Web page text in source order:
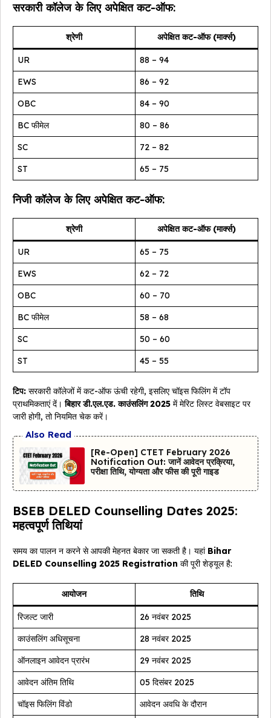
सरकारी कॉलेज के लिए अपेक्षित कट-ऑफ:
श्रेणी अपेक्षित कट-ऑफ (मार्क्स)
UR
88 – 94
EWS
86 – 92
OBC
84 – 90
BC फीमेल
80 – 86
SC
72 – 82
ST
65 – 75
निजी कॉलेज के लिए अपेक्षित कट-ऑफ:
श्रेणी अपेक्षित कट-ऑफ (मार्क्स)
UR
65 – 75
EWS
62 – 72
OBC
60 – 70
BC फीमेल
58 – 68
SC
50 – 60
ST
45 – 55
टिप: सरकारी कॉलेजों में कट-ऑफ ऊंची रहेगी, इसलिए चॉइस फिलिंग में टॉप
प्राथमिकताएं दें।बिहार डी.एल.एड. काउंसलिंग 2025 में मेरिट लिस्ट वेबसाइट पर
जारी होगी, तो नियमित चेक करें।
Also Read
[Re-Open] CTET February 2026
Notification Out: जानें आवेदन प्रक्रिया,
परीक्षा तिथि, योग्यता और फीस की पूरी गाइड
BSEB DELED Counselling Dates 2025:
महत्वपूर्ण तिथियां
समय का पालन न करने से आपकी मेहनत बेकार जा सकती है। यहां Bihar
DELED Counselling 2025 Registration की पूरी शेड्यूल है:
आयोजन तिथि
रिजल्ट जारी
26 नवंबर 2025
काउंसलिंग अधिसूचना
28 नवंबर 2025
ऑनलाइन आवेदन प्रारंभ
29 नवंबर 2025
आवेदन अंतिम तिथि
05 दिसंबर 2025
चॉइस फिलिंग विंडो
आवेदन अवधि के दौरान